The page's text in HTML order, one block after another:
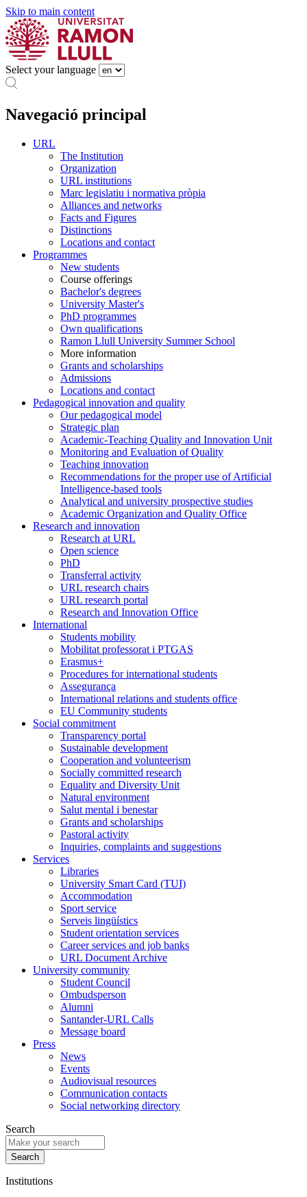
Skip to main content
Select your language
Navegació principal
URL
The Institution
Organization
URL institutions
Marc legislatiu i normativa pròpia
Alliances and networks
Facts and Figures
Distinctions
Locations and contact
Programmes
New students
Course offerings
Bachelor's degrees
University Master's
PhD programmes
Own qualifications
Ramon Llull University Summer School
More information
Grants and scholarships
Admissions
Locations and contact
Pedagogical innovation and quality
Our pedagogical model
Strategic plan
Academic-Teaching Quality and Innovation Unit
Monitoring and Evaluation of Quality
Teaching innovation
Recommendations for the proper use of Artificial
Intelligence-based tools
Analytical and university prospective studies
Academic Organization and Quality Office
Research and innovation
Research at URL
Open science
PhD
Transferral activity
URL research chairs
URL research portal
Research and Innovation Office
International
Students mobility
Mobilitat professorat i PTGAS
Erasmus+
Procedures for international students
Assegurança
International relations and students office
EU Community students
Social commitment
Transparency portal
Sustainable development
Cooperation and volunteerism
Socially committed research
Equality and Diversity Unit
Natural environment
Salut mental i benestar
Grants and scholarships
Pastoral activity
Inquiries, complaints and suggestions
Services
Libraries
University Smart Card (TUI)
Accommodation
Sport service
Serveis lingüístics
Student orientation services
Career services and job banks
URL Document Archive
University community
Student Council
Ombudsperson
Alumni
Santander-URL Calls
Message board
Press
News
Events
Audiovisual resources
Communication contacts
Social networking directory
Search
Institutions